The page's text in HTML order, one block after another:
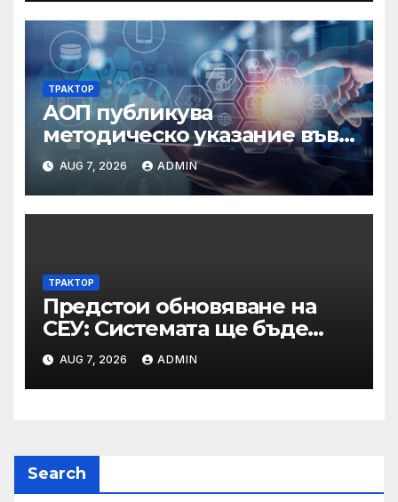
ТРАКТОР
АОП публикува
методическо указание във
връзка с промени в
основанията за
задължително
отстраняване на кандидати
AUG 7, 2026 ADMIN
ТРАКТОР
Предстои обновяване на
СЕУ: Системата ще бъде
временно недостъпна на 10
и 11 август 2026 г.
AUG 7, 2026 ADMIN
Search